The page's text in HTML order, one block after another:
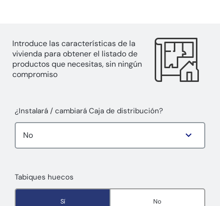
Introduce las características de la
vivienda para obtener el listado de
productos que necesitas, sin ningún
compromiso
¿Instalará / cambiará Caja de distribución?
Tabiques huecos
Sí No